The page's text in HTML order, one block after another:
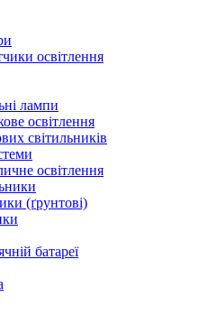
освітлення
лампи
освітлення
світильників
освітлення
(ґрунтові)
батареї